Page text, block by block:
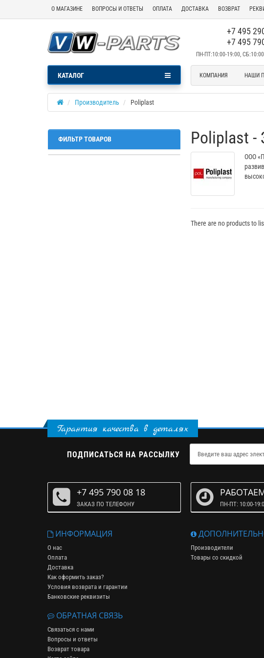
О МАГАЗИНЕ ВОПРОСЫ И ОТВЕТЫ ОПЛАТА ДОСТАВКА ВОЗВРАТ
+7 495
+7 495
ПН-ПТ:10:00-19:00,
КАТАЛОГ КОМПАНИЯ НАШИ
Производитель Poliplast
ФИЛЬТР ТОВАРОВ Poliplast -
ООО
There are no products to
Гарантия качества в деталях
ПОДПИСАТЬСЯ НА РАССЫЛКУ
+7 495 790 08 18
ЗАКАЗ ПО ТЕЛЕФОНУ ПН-ПТ: 10:00-
ИНФОРМАЦИЯ
О нас
Оплата
Доставка
Как оформить заказ?
Условия возврата и гарантии
Банковские реквизиты
ОБРАТНАЯ СВЯЗЬ
Связаться с нами
Вопросы и ответы
Возврат товара
Производители
Товары со скидкой